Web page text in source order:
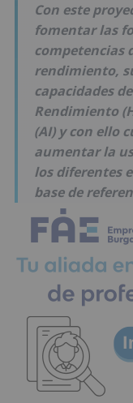
Con este
fomentar las
competencias
rendimiento,
capacidades
Rendimiento
(AI) y con ello
aumentar la
los diferentes
base de